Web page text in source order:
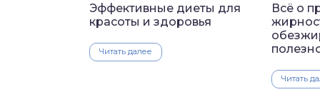
Эффективные диеты для
красоты и здоровья
Читать далее
Всё о
Читать